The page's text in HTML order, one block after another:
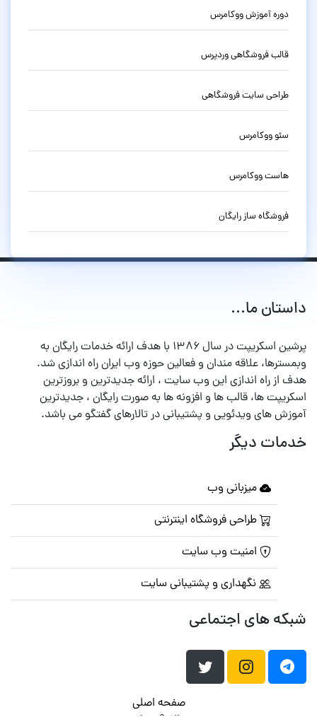
دوره آموزش ووکامرس
قالب فروشگاهی وردپرس
طراحی سایت فروشگاهی
سئو ووکامرس
هاست ووکامرس
فروشگاه ساز رایگان
داستان ما...
پرشین اسکریپت در سال ۱۳۸۶ با هدف ارائه خدمات رایگان به
وبمسترها، علاقه مندان و فعالین حوزه وب ایران راه اندازی شد.
هدف از راه اندازی این وب سایت ، ارائه جدیدترین و بروزترین
اسکریپت ها، قالب ها و افزونه ها به صورت رایگان ، جدیدترین
آموزش های ویدئویی و پشتیبانی در تالارهای گفتگو می باشد.
خدمات دیگر
میزبانی وب
طراحی فروشگاه اینترنتی
امنیت وب سایت
نگهداری و پشتیبانی سایت
شبکه های اجتماعی
صفحه اصلی